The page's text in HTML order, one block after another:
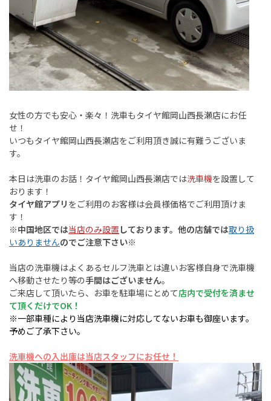
女性の方でも安心・楽々！洗車もタイヤ館岡山西長瀬店にお任
せ！
いつもタイヤ館岡山西長瀬店をご利用頂き誠に有難うございま
す。
本日は洗車のお話！タイヤ館岡山西長瀬店では洗車機を設置して
おります！
タイヤ館アプリ をご利用のお客様は会員様価格でご利用頂けま
す！
※中国地区では当店のみ設置 しております。他の店舗では取り扱
いありませんのでご注意下さい※
当店の洗車機はよくあるセルフ洗車とは違いお客様自身で洗車機
へ移動させたり等の手間はございません。
ご来店して頂いたら、お車を駐車場にとめて店内で受付を済ませ
て頂くだけでOK！
※一部車種により当店洗車機に対応してないお車も御座います。
予めご了承下さい。
洗車機への入出庫は当店スタッフにお任せ！